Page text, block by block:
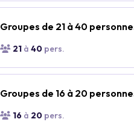
Groupes de 21 à 40
21 à 40 pers.
Groupes de 16 à 20
16 à 20 pers.